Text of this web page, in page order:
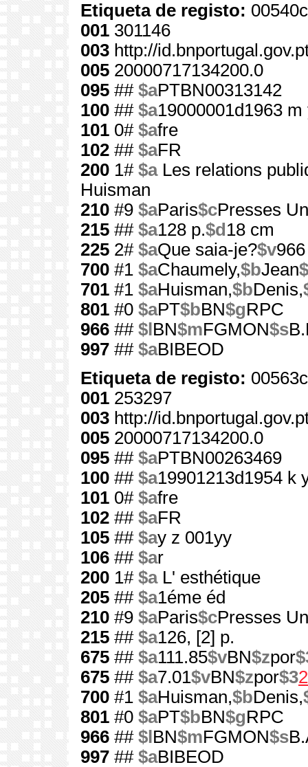
Etiqueta de registo:
001 301146
003 http://
005 20000717134200.0
095 ## $aPTBN00313142
100 ## $a19000001d1963
101 0# $afre
102 ## $aFR
200 1# $aLes relations
Huisman
210 #9 $aParis$cPresses
215 ## $a128 p.$d 18 cm
225 2# $aQue saia-je?$v966
700 #1 $aChaumely,$bJean
701 #1 $aHuisman,$bDenis,
801 #0 $aPT$bBN$gRPC
966 ## $l BN$mFGMON$s
997 ## $aBIBEOD
Etiqueta de registo:
001 253297
003 http://
005 20000717134200.0
095 ## $aPTBN00263469
100 ## $a19901213d1954 k
101 0# $afre
102 ## $aFR
105 ## $ay z 001yy
106 ## $ar
200 1# $aL' esthétique
205 ## $a1éme éd
210 #9 $aParis$cPresses
215 ## $a126, [2] p.
675 ## $a111.85$vBN$zpor
675 ## $a7.01$vBN$zpor$3
700 #1 $aHuisman,$bDenis,
801 #0 $aPT$bBN$gRPC
966 ## $l BN$mFGMON$s
997 ## $aBIBEOD